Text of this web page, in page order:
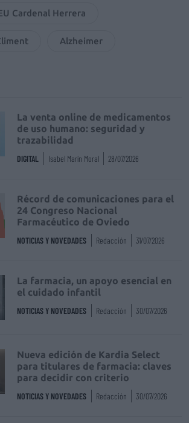
Cardenal Herrera
Alzheimer
La venta online de medicamentos
de uso humano: seguridad y
trazabilidad
DIGITAL Isabel Marín Moral 28/07/2026
Récord de comunicaciones para el
24 Congreso Nacional
Farmacéutico de Oviedo
NOTICIAS Y NOVEDADES Redacción 31/07/2026
La farmacia, un apoyo esencial en
el cuidado infantil
NOTICIAS Y NOVEDADES Redacción 30/07/2026
Nueva edición de Kardia Select
para titulares de farmacia: claves
para decidir con criterio
NOTICIAS Y NOVEDADES Redacción 30/07/2026